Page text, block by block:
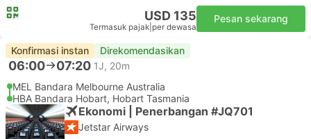
USD 135
Termasuk pajak per dewasa
Pesan sekarang
Konfirmasi instan Direkomendasikan
06:00 07:20 1J, 20m
MEL Bandara Melbourne Australia
HBA Bandara Hobart, Hobart Tasmania
Ekonomi | Penerbangan #JQ701
Jetstar Airways